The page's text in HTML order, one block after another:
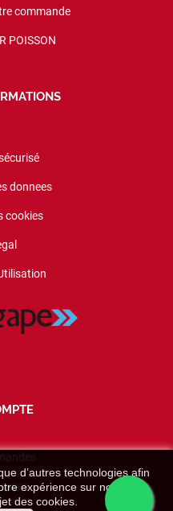
commande
POISSON
donnees
cookies
d’autres technologies afin
expérience sur nos sites.
des cookies.